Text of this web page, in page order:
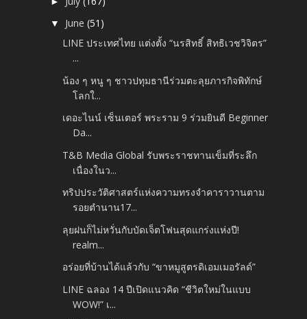
▼ June(51)
LINE ประเทศไทย แต่งตั้ง “นรสิทธิ์ สิทธิเวชวิจิตร”
...
น้อง ๆ หนู ๆ ชาวปทุมธานีร่วมตะลุยภารกิจพิทักษ์
โลกใ...
เดอะไนน์ เซ็นเตอร์ พระราม 9 ร่วมยินดี Beginner
Da...
T&B Media Global รับพระราชทานเข็มที่ระลึก
เนื่องในว...
ทริปประวัติศาสตร์แห่งความทรงจำคาราวานตาม
รอยตำนาน17...
ลุยฝนก็ไม่หวั่นกับบัดเจ็ตโฟนสุดแกร่งแห่งปี!
realm...
อร่อยที่บ้านได้แล้วกับ “ขาหมูสูตรดิเอมเมอรัลด์”
LINE ฉลอง 14 ปีเปิดแนวคิด “ชีวิตใหม่ในแบบ
WOW!” เ...